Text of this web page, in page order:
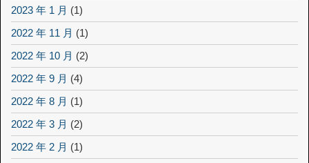
2023 年 1 月 (1)
2022 年 11 月 (1)
2022 年 10 月 (2)
2022 年 9 月 (4)
2022 年 8 月 (1)
2022 年 3 月 (2)
2022 年 2 月 (1)